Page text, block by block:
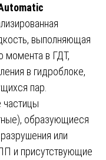
выполняющая
момента в ГДТ,
в гидроблоке,
пар.
образующиеся
или
и присутствующие